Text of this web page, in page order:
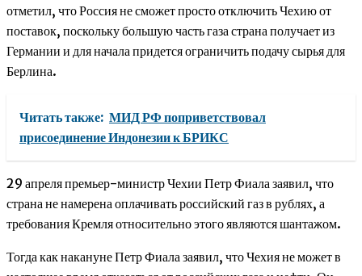
отметил, что Россия не сможет просто отключить Чехию от
поставок, поскольку большую часть газа страна получает из
Германии и для начала придется ограничить подачу сырья для
Берлина.
Читать также: МИД РФ поприветствовал
присоединение Индонезии к БРИКС
29 апреля премьер-министр Чехии Петр Фиала заявил, что
страна не намерена оплачивать российский газ в рублях, а
требования Кремля относительно этого являются шантажом.
Тогда как накануне Петр Фиала заявил, что Чехия не может в